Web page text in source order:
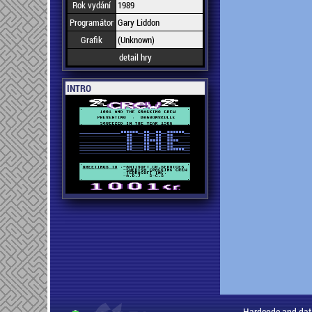
Rok vydání
1989
Programátor Gary Liddon
Grafik
(Unknown)
detail hry
INTRO